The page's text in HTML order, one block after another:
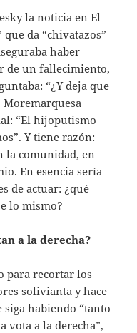
la noticia en El
que da “chivatazos”
haber
de un fallecimiento,
“¿Y deja que
“El hijoputismo
Y tiene razón:
la comunidad, en
En esencia sería
de actuar: ¿qué
lo mismo?
a la derecha?
para recortar los
solivianta y hace
habiendo “tanto
vota a la derecha”,